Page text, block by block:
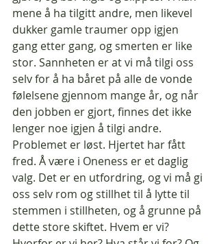
mene å ha tilgitt andre, men likevel
dukker gamle traumer opp igjen
gang etter gang, og smerten er like
stor. Sannheten er at vi må tilgi oss
selv for å ha båret på alle de vonde
følelsene gjennom mange år, og når
den jobben er gjort, finnes det ikke
lenger noe igjen å tilgi andre.
Problemet er løst. Hjertet har fått
fred. Å være i Oneness er et daglig
valg. Det er en utfordring, og vi må gi
oss selv rom og stillhet til å lytte til
stemmen i stillheten, og å grunne på
dette store skiftet. Hvem er vi?